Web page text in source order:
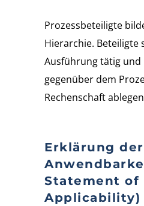
Prozessbeteiligte
Hierarchie. Beteiligte
Ausführung tätig und
gegenüber dem
Rechenschaft
Erklärung der
Statement of
Applicability)